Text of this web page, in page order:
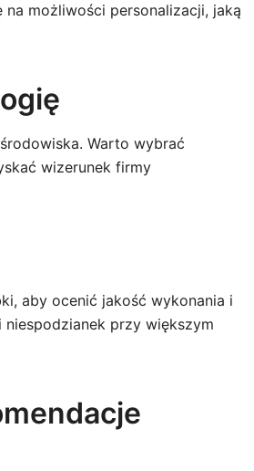
możliwości personalizacji, jaką
Warto wybrać
wizerunek firmy
aby ocenić jakość wykonania i
przy większym